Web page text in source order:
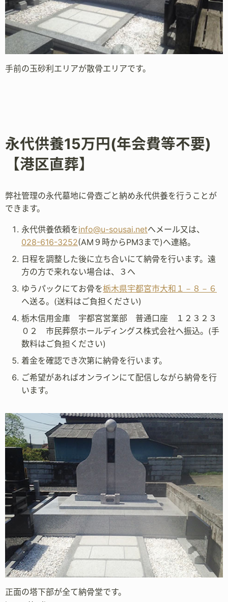
手前の玉砂利エリアが散骨エリアです。
永代供養15万円(年会費等不要)
【港区直葬】
弊社管理の永代墓地に骨壺ごと納め永代供養を行うことが
できます。
永代供養依頼をinfo@u-sousai.netへメール又は、
028-616-3252(AM９時からPM3まで)へ連絡。
日程を調整した後に立ち合いにて納骨を行います。遠
方の方で来れない場合は、３へ
ゆうパックにてお骨を栃木県宇都宮市大和１－８－６
へ送る。(送料はご負担ください)
栃木信用金庫 宇都宮営業部 普通口座 １２３２３
０２ 市民葬祭ホールディングス株式会社へ振込。(手
数料はご負担ください)
着金を確認でき次第に納骨を行います。
ご希望があればオンラインにて配信しながら納骨を行
います。
正面の塔下部が全て納骨堂です。